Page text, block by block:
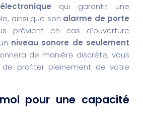
qui garantit une
ainsi que son alarme de porte
prévient en cas d’ouverture
niveau sonore de seulement
de manière discrète, vous
profiter pleinement de votre
pour une capacité